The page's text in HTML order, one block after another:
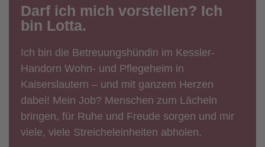
Darf ich mich vorstellen? Ich
bin Lotta.
Ich bin die Betreuungshündin im Kessler-
Handorn Wohn- und Pflegeheim in
Kaiserslautern – und mit ganzem Herzen
dabei! Mein Job? Menschen zum Lächeln
bringen, für Ruhe und Freude sorgen und mir
viele, viele Streicheleinheiten abholen.